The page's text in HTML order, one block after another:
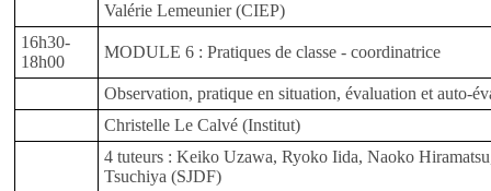
Valérie Lemeunier (CIEP)
16h30-
18h00
MODULE 6 : Pratiques de classe - coordinatrice
Observation, pratique en situation, évaluation et auto-
Christelle Le Calvé (Institut)
4 tuteurs : Keiko Uzawa, Ryoko Iida, Naoko
Tsuchiya (SJDF)